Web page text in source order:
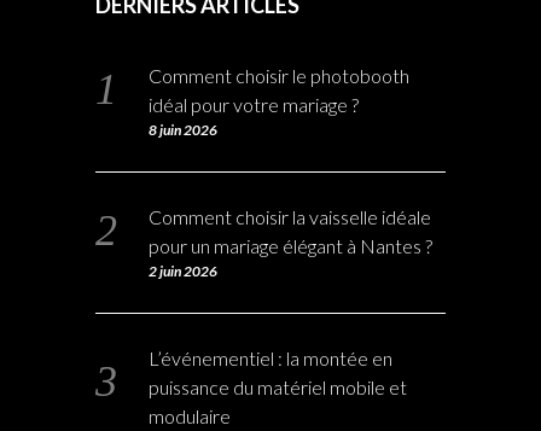
Comment choisir le photobooth
idéal pour votre mariage ?
8 juin 2026
Comment choisir la vaisselle idéale
pour un mariage élégant à Nantes ?
2 juin 2026
L’événementiel : la montée en
puissance du matériel mobile et
modulaire